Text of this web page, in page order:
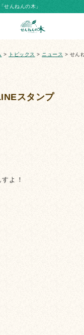
せんねんの木」
> トピックス > ニュース > せん
スタンプ
よ！